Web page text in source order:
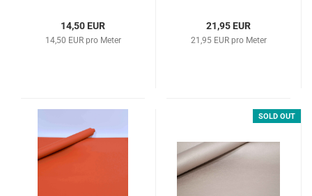
14,50 EUR
14,50 EUR pro Meter
21,95 EUR
21,95 EUR pro Meter
SOLD OUT